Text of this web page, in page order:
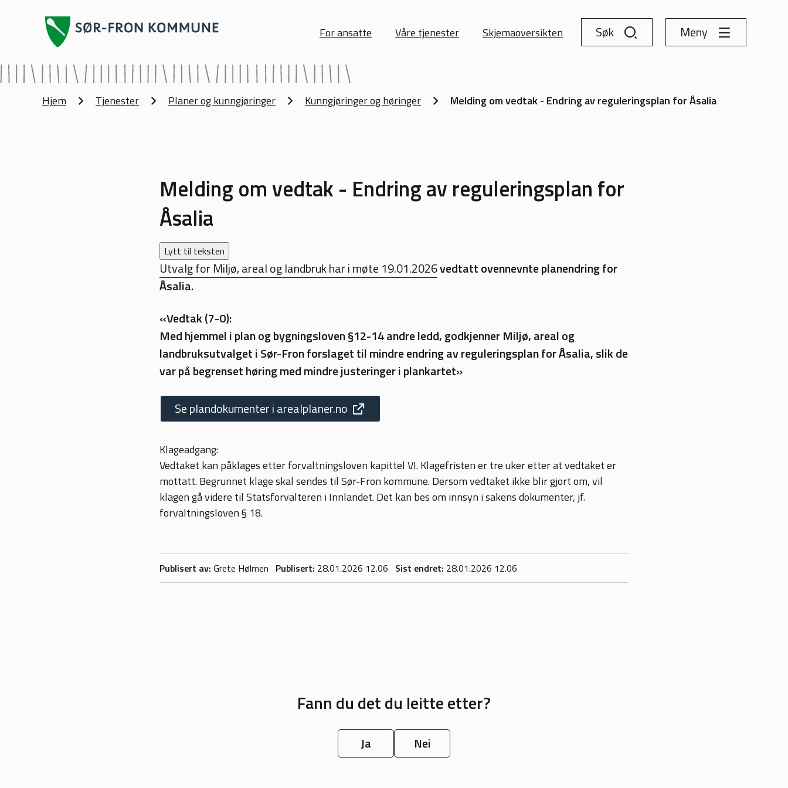
For ansatte Våre tjenester Skjemaoversikten Søk Meny
Du er her:
Hjem Tjenester Planer og kunngjøringer Kunngjøringer og høringer Melding om vedtak - Endring av reguleringsplan for Åsalia
Melding om vedtak - Endring av reguleringsplan for
Åsalia
Lytt til teksten
Utvalg for Miljø, areal og landbruk har i møte 19.01.2026vedtatt ovennevnte planendring for
Åsalia.
«Vedtak (7-0):
Med hjemmel i plan og bygningsloven §12-14 andre ledd, godkjenner Miljø, areal og
landbruksutvalget i Sør-Fron forslaget til mindre endring av reguleringsplan for Åsalia, slik de
var på begrenset høring med mindre justeringer i plankartet»
Se plandokumenter i arealplaner.no
Klageadgang:
Vedtaket kan påklages etter forvaltningsloven kapittel VI. Klagefristen er tre uker etter at vedtaket er
mottatt. Begrunnet klage skal sendes til Sør-Fron kommune. Dersom vedtaket ikke blir gjort om, vil
klagen gå videre til Statsforvalteren i Innlandet. Det kan bes om innsyn i sakens dokumenter, jf.
forvaltningsloven § 18.
Publisert av Grete Hølmen Publisert 28.01.2026 12.06 Sist endret 28.01.2026 12.06
Fann du det du leitte etter?
Ja Nei